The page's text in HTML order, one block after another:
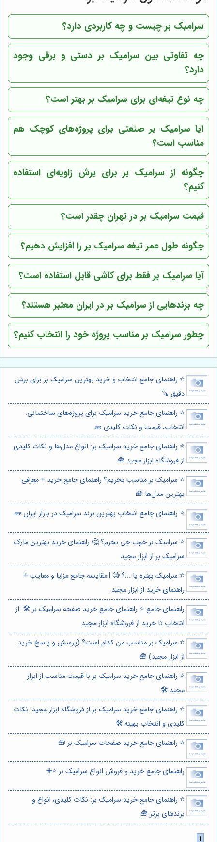
سرامیک بر چیست و چه کاربردی دارد؟
چه تفاوتی بین سرامیک بر دستی و برقی وجود
دارد؟
چه نوع تیغه‌ای برای سرامیک بر بهتر است؟
آیا سرامیک بر صنعتی برای پروژه‌های کوچک هم
مناسب است؟
چگونه از سرامیک بر برای برش زاویه‌ای استفاده
کنیم؟
قیمت سرامیک بر در تهران چقدر است؟
چگونه طول عمر تیغه سرامیک بر را افزایش دهیم؟
آیا سرامیک بر فقط برای کاشی قابل استفاده است؟
چه برندهایی از سرامیک بر در ایران معتبر هستند؟
چطور سرامیک بر مناسب پروژه خود را انتخاب کنیم؟
⭐️ راهنمای جامع انتخاب و خرید بهترین سرامیک بر برای برش
دقیق 🪚
⭐️ راهنمای جامع خرید سرامیک برای پروژه‌های ساختمانی:
انتخاب، قیمت و نکات کلیدی 🧱
⭐️ راهنمای جامع خرید سرامیک بر: انواع مدل‌ها و نکات کلیدی
از فروشگاه ابزار مجید 🧰
⭐️ سرامیک بر مناسب بخریم؟ راهنمای جامع خرید + معرفی
بهترین مدل‌ها 🧰
⭐️ راهنمای جامع انتخاب بهترین برند سرامیک در بازار ایران 🧱
⭐️ سرامیک بر خوب چی بخرم؟ 🤔 راهنمای خرید بهترین مارک
سرامیک بر از ابزار مجید
⭐️ سرامیک بهتره یا ...؟ 🧐 | مقایسه جامع مزایا و معایب +
راهنمای خرید از ابزار مجید
راهنمای جامع ⭐️ راهنمای جامع خرید صفحه سرامیک بر 🛠️: از
انتخاب تا خرید از فروشگاه ابزار مجید
⭐️ سرامیک بر مناسب من کدام است؟ (پرسش و پاسخ خرید
از ابزار مجید) 🧰
⭐️ راهنمای جامع خرید سرامیک بر با قیمت مناسب از ابزار
مجید 🛠️
⭐️ راهنمای جامع خرید سرامیک بر از فروشگاه ابزار مجید: نکات
کلیدی و انتخاب بهینه 🛠️
⭐️ راهنمای جامع خرید صفحات سرامیک بر 🧰
راهنمای جامع خرید و فروش انواع سرامیک بر ⭐️➕
⭐️ راهنمای جامع خرید سرامیک بر: نکات کلیدی، انواع و
برندهای برتر 🧰